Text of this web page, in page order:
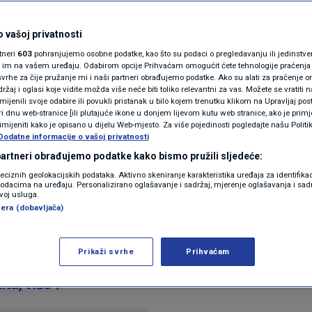
N1(DIS)INFO
FOTO
VIDEO
i krpelje: Posadite
i riješit ćete se
no može ih se otjerati uz pomoć prekrasne
više
vašoj privatnosti
603 pohranjujemo osobne podatke, kao što su podaci o pregledavanju ili
na vašem uređaju. Odabirom opcije Prihvaćam omogućit ćete tehnologije praćenja
za čije pružanje mi i naši partneri obrađujemo podatke. Ako su alati za praćenje
i oglasi koje vidite možda više neće biti toliko relevantni za vas. Možete se vratiti
svoje odabire ili povukli pristanak u bilo kojem trenutku klikom na Upravljaj
dnu web-stranice [ili plutajuće ikone u donjem lijevom kutu web stranice, ako je
kako je opisano u dijelu Web-mjesto. Za više pojedinosti pogledajte našu
informacije o vašoj privatnosti
obrađujemo podatke kako bismo pružili sljedeće:
geolokacijskih podataka. Aktivno skeniranje karakteristika uređaja za
na uređaju. Personalizirano oglašavanje i sadržaj, mjerenje oglašavanja i
usluga.
(dobavljača)
Prikaži svrhe Prihvaćam